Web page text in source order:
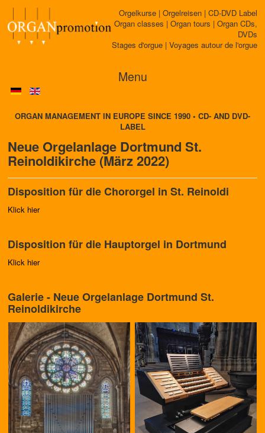
Orgelkurse | Orgelreisen | CD-DVD Label
Organ classes | Organ tours | Organ CDs,
DVDs
Stages d'orgue | Voyages autour de l'orgue
Menu
ORGAN MANAGEMENT IN EUROPE SINCE 1990 • CD- AND DVD-
LABEL
Neue Orgelanlage Dortmund St.
Reinoldi­kirche (März 2022)
Disposition für die Chororgel in St. Reinoldi
Klick hier
Disposition für die Hauptorgel in Dortmund
Klick hier
Galerie - Neue Orgelanlage Dortmund St.
Reinoldi­kirche